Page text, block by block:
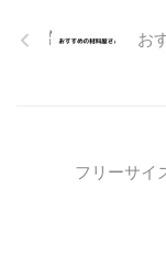
お
フリーサイ